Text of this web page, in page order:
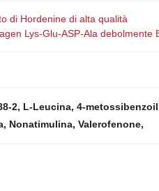
di Hordenine di alta qualità
Lys-Glu-ASP-Ala debolmente
2, L-Leucina, 4-
, Nonatimulina, Valerofenone,